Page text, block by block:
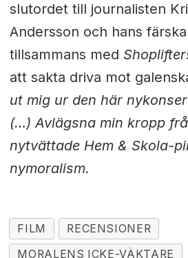
slutordet till journalisten
Andersson och hans
tillsammans med
att sakta driva mot
ut mig ur den här
(…) Avlägsna min kropp
nytvättade Hem & Skola-
nymoralism.
FILM
RECENSIONER
MORALENS ICKE-VÄKTARE